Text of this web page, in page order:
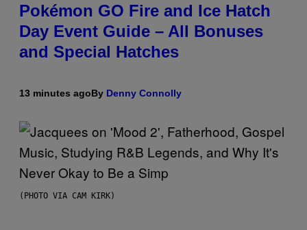
Pokémon GO Fire and Ice Hatch
Day Event Guide – All Bonuses
and Special Hatches
13 minutes agoBy Denny Connolly
(PHOTO VIA CAM KIRK)